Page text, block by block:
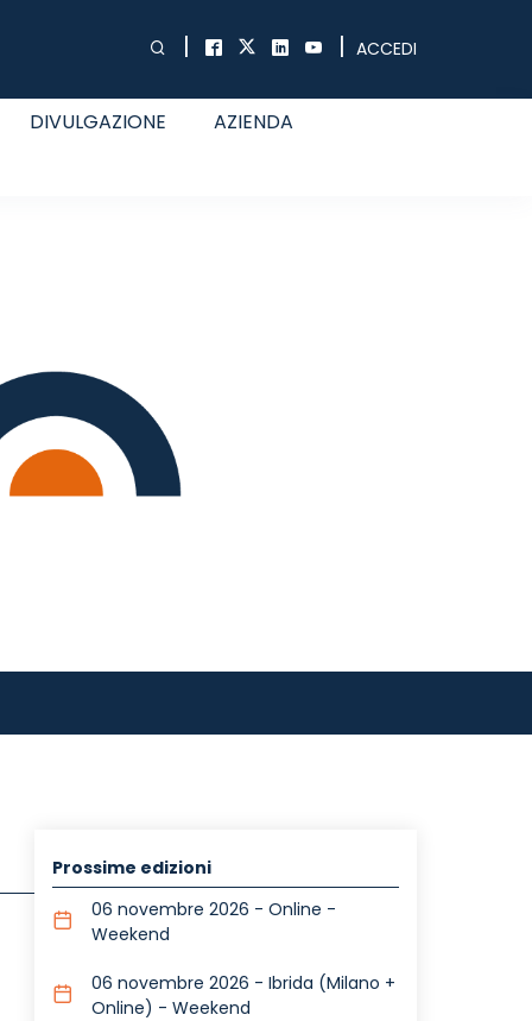
| | ACCEDI
DIVULGAZIONE AZIENDA
Prossime edizioni
06 novembre 2026 - Online -
Weekend
06 novembre 2026 - Ibrida (Milano +
Online) - Weekend